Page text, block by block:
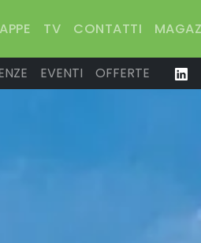
TV CONTATTI
EVENTI OFFERTE